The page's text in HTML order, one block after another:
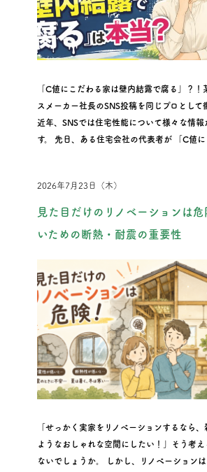
「C値にこだわる家は壁内結露で腐る」？！
スメーカー社長のSNS投稿を同じプロとして
近年、SNSでは住宅性能について様々な情報
す。 先日、ある住宅会社の代表者が 「C値
2026年7月23日（木）
見た目だけのリノベーションは
いための断熱・耐震の重要性
「せっかく実家をリノベーションするなら
ようなおしゃれな空間にしたい！」そう考
ないでしょうか。 しかし、リノベーション